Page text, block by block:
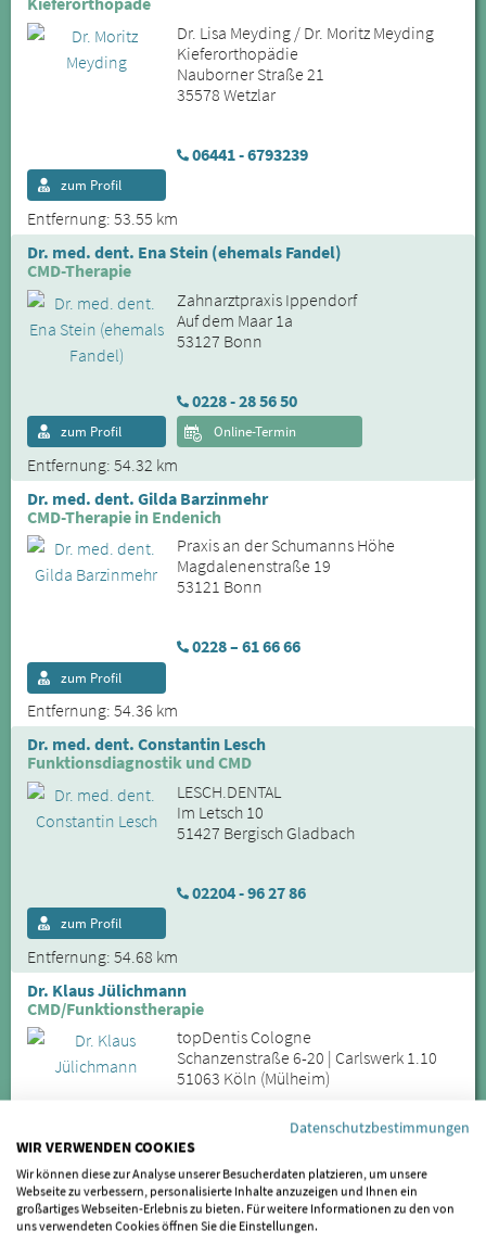
Dr. Lisa Meyding / Dr. Moritz Meyding
Kieferorthopädie
Nauborner Straße 21
35578 Wetzlar
06441 - 6793239
Entfernung: 53.55 km
zum Profil
Dr. med. dent. Ena Stein (ehemals Fandel)
CMD-Therapie
Zahnarztpraxis Ippendorf
Auf dem Maar 1a
53127 Bonn
0228 - 28 56 50
Entfernung: 54.32 km
zum Profil Online-Termin
Dr. med. dent. Gilda Barzinmehr
CMD-Therapie in Endenich
Praxis an der Schumanns Höhe
Magdalenenstraße 19
53121 Bonn
0228 – 61 66 66
Entfernung: 54.36 km
zum Profil
Dr. med. dent. Constantin Lesch
Funktionsdiagnostik und CMD
LESCH.DENTAL
Im Letsch 10
51427 Bergisch Gladbach
02204 - 96 27 86
Entfernung: 54.68 km
zum Profil
Dr. Klaus Jülichmann
CMD/Funktionstherapie
topDentis Cologne
Schanzenstraße 6-20 | Carlswerk 1.10
51063 Köln (Mülheim)
0221 - 66950300
Entfernung: 61.43 km
zum Profil
Markus Fahrenwaldt
Datenschutzbestimmungen
WIR VERWENDEN COOKIES
Wir können diese zur Analyse unserer Besucherdaten platzieren, um unsere
Webseite zu verbessern, personalisierte Inhalte anzuzeigen und Ihnen ein
großartiges Webseiten-Erlebnis zu bieten. Für weitere Informationen zu den von
uns verwendeten Cookies öffnen Sie die Einstellungen.